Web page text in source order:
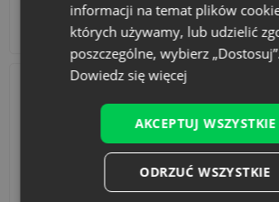
Akcesoria i dekoracje
informacji na temat plików
których używamy, lub udzielić
poszczególne, wybierz
Dowiedz się więcej
AKCEPTUJ WSZYSTKIE
ODRZUĆ WSZYSTKIE